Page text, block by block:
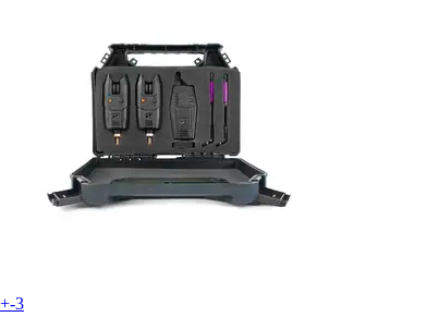
+-3